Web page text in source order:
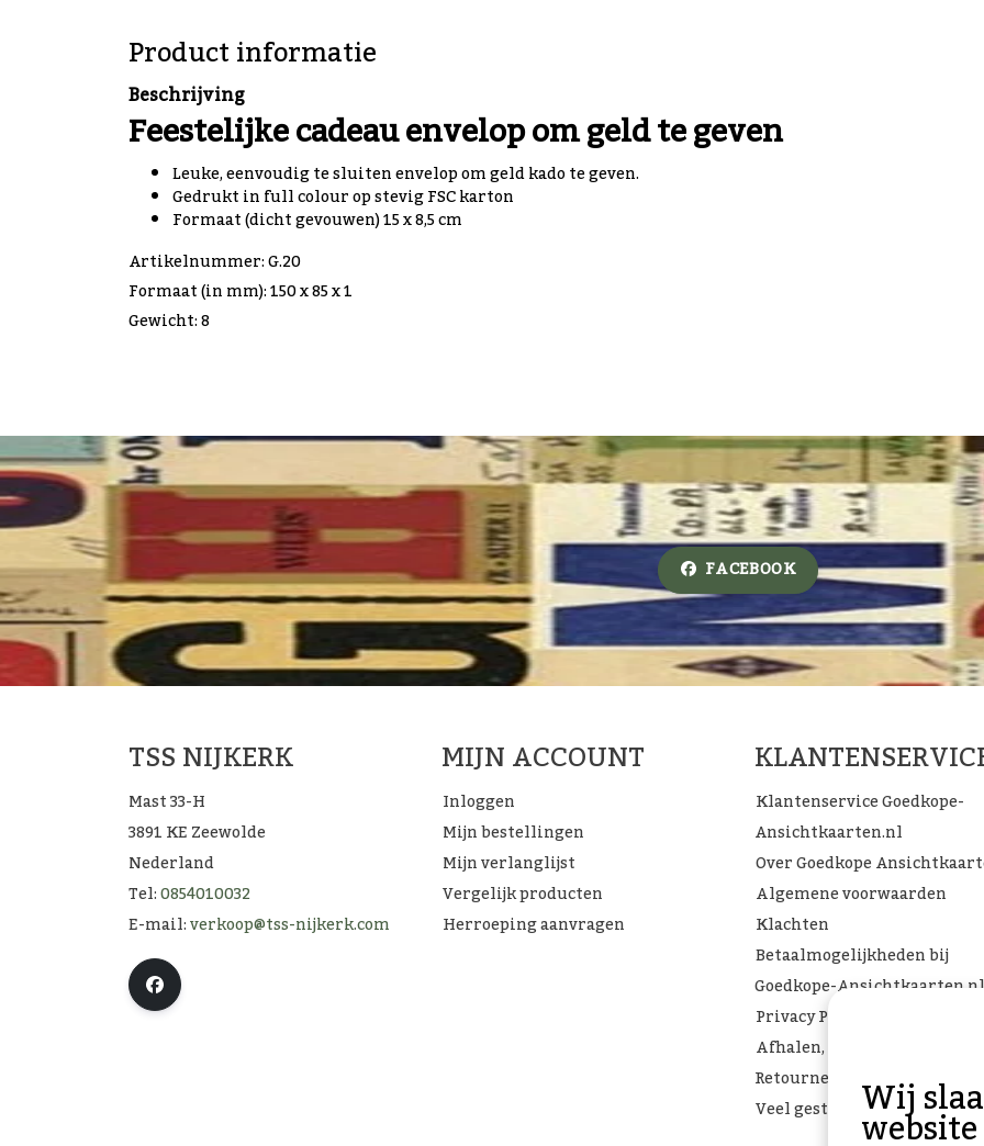
Product informatie
Beschrijving
Feestelijke cadeau envelop om geld te geven
Leuke, eenvoudig te sluiten envelop om geld kado te geven.
Gedrukt in full colour op stevig FSC karton
Formaat (dicht gevouwen) 15 x 8,5 cm
Artikelnummer: G.20
Formaat (in mm): 150 x 85 x 1
Gewicht: 8
FACEBOOK
TSS NIJKERK
Mast 33-H
3891 KE Zeewolde
Nederland
Tel:0854010032
E-mail:verkoop@tss-nijkerk.com
MIJN ACCOUNT
Inloggen
Mijn bestellingen
Mijn verlanglijst
Vergelijk producten
Herroeping aanvragen
Klantenservice Goedkope-
Ansichtkaarten.nl
Over Goedkope
Algemene voorwaarden
Klachten
Betaalmogelijkheden bij
Goedkope-Ansichtkaarten.nl
Privacy Policy
Afhalen, Verzenden of
Retourneren
Veel gestelde vragen
Wij